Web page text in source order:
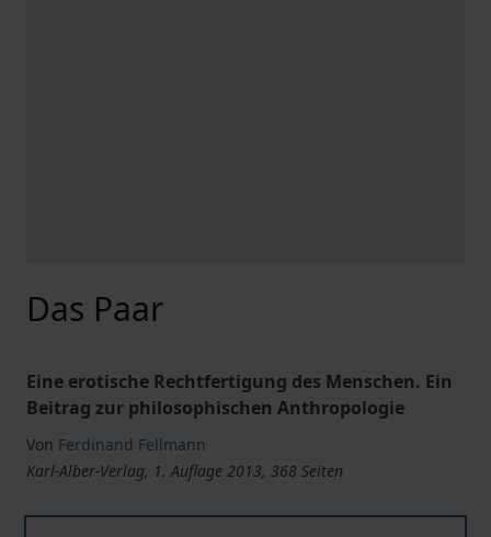
Das Paar
Eine erotische Rechtfertigung des Menschen. Ein
Beitrag zur philosophischen Anthropologie
Von Ferdinand Fellmann
Karl-Alber-Verlag, 1. Auflage 2013, 368 Seiten